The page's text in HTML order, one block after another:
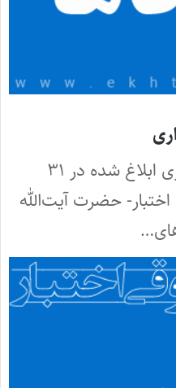
سیاست‌ های کلی نظام اداری ابلاغ شده در ۳۱
خبری اختبار- حضرت آیت‌الله